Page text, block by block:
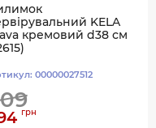
KELA
кремовий d38 см
00000027512
грн